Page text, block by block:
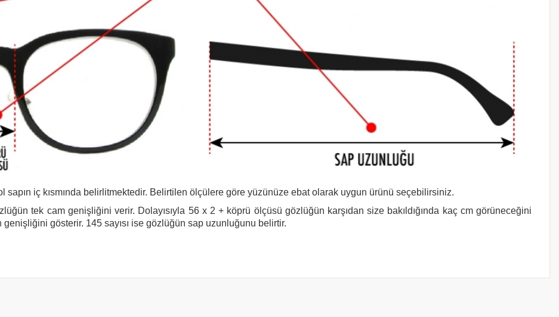
iç kısmında belirlitmektedir. Belirtilen ölçülere göre yüzünüze ebat olarak uygun ürünü seçebilirsiniz.
tek cam genişliğini verir. Dolayısıyla 56 x 2 + köprü ölçüsü gözlüğün karşıdan size bakıldığında kaç cm görüneceğini
genişliğini gösterir. 145 sayısı ise gözlüğün sap uzunluğunu belirtir.